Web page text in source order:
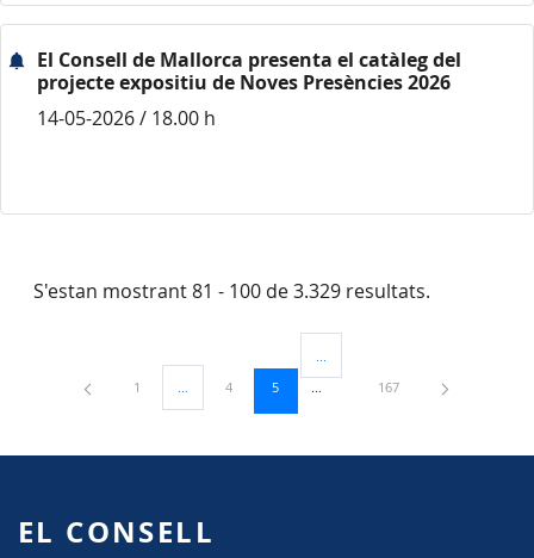
El Consell de Mallorca presenta el catàleg del
projecte expositiu de Noves Presències 2026
14-05-2026 / 18.00 h
S'estan mostrant 81 - 100 de 3.329 resultats.
Pàgina
1 ...Pàgines intermèdies Utilitzeu TAB per navegar.
Pàgina
4 Pàgina
5
Pàgines intermèdies Utilitzeu TAB
Pàgina
167
EL CONSELL